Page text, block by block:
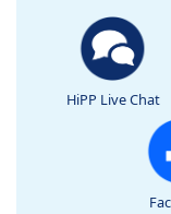
HiPP Live Chat